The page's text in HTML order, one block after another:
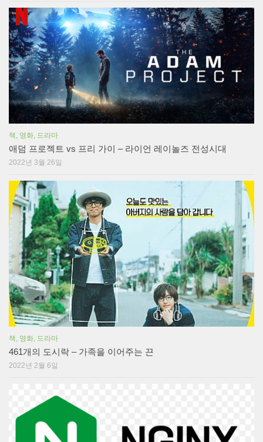
책, 영화, 드라마
애덤 프로젝트 vs 프리 가이 – 라이언 레이놀즈 전성시대
2022년 3월 26일
책, 영화, 드라마
461개의 도시락 – 가족을 이어주는 끈
2022년 2월 6일